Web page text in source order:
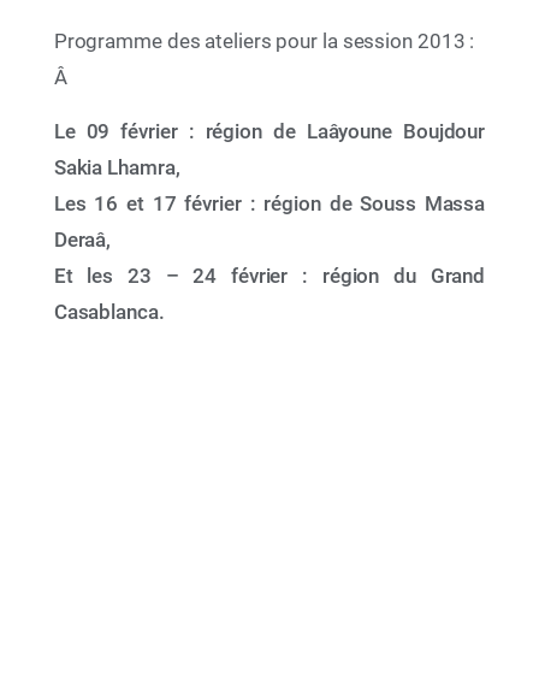
27 Nov 2025
La 24e Réunion des Parties Contractantes
Programme des ateliers pour la session 2013 :
Â
Le 09 février : région de Laâyoune Boujdour
Sakia Lhamra,
Les 16 et 17 février : région de Souss Massa
Deraâ,
Et les 23 – 24 février : région du Grand
Casablanca.